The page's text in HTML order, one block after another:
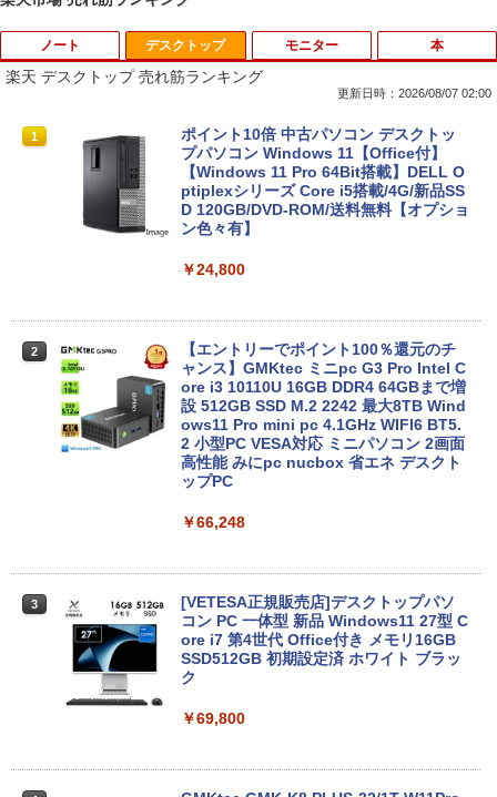
ノート
1
iiyama / ノートPC ゲーミングPC / Note
book Clevo W350SS_370SS / 第4世代C
ore i7 / グラフィックボード NVIDIA Cor
poration GM107M [GeForce GTX 860
M] 2GB / 光学ドライブ CDDVDW SN-20
8FB / メモリ 8GB【中古品】
￥11,000
2
Panasonic CF-SV8RDAVS Core i5 836
5U 1.6GHz/8GB/256GB(SSD)/Multi/12.1
W/WUXGA(1920x1200)/Win11 パーム変
色あり【中古】【20260729】
￥13,300
中古ノートパソコン 中古PC Windows11
ラ ドライブ 選択可 Bluetooth 型落ちモ
デル ノートPC 有名メーカー
￥13,800
デスクトップ
楽天 デスクトップ 売れ筋ランキング
更新日時：2026/08/07 02:00
1
ポイント10倍 中古パソコン デスクトッ
プパソコン Windows 11【Office付】
【Windows 11 Pro 64Bit搭載】DELL O
ptiplexシリーズ Core i5搭載/4G/新品SS
D 120GB/DVD-ROM/送料無料【オプショ
ン色々有】
￥24,800
2
【エントリーでポイント100％還元のチ
ャンス】GMKtec ミニpc G3 Pro Intel C
ore i3 10110U 16GB DDR4 64GBまで増
設 512GB SSD M.2 2242 最大8TB Wind
ows11 Pro mini pc 4.1GHz WIFI6 BT5.
2 小型PC VESA対応 ミニパソコン 2画面
高性能 みにpc nucbox 省エネ デスクト
ップPC
￥66,248
3
[VETESA正規販売店]デスクトップパソ
コン PC 一体型 新品 Windows11 27型 C
ore i7 第4世代 Office付き メモリ16GB
SSD512GB 初期設定済 ホワイト ブラッ
ク
￥69,800
モニター 本